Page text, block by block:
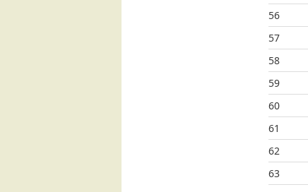
56
57
58
59
60
61
62
63